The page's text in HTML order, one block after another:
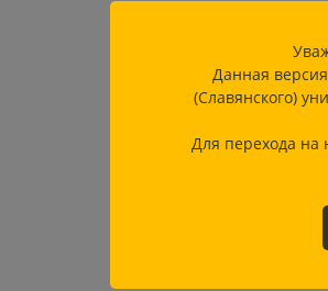
Данная
(Славянского)
Для перехода на